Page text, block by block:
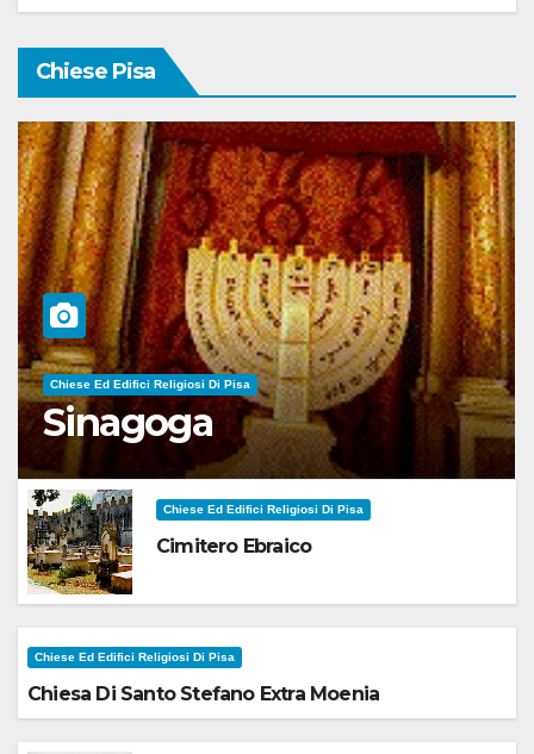
Chiese Pisa
Chiese Ed Edifici Religiosi Di Pisa
Sinagoga
Chiese Ed Edifici Religiosi Di Pisa
Cimitero Ebraico
Chiese Ed Edifici Religiosi Di Pisa
Chiesa Di Santo Stefano Extra Moenia